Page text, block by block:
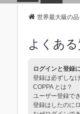
世界最大級の品
よくある
ログインと登録
登録は必ずしな
COPPA とは？
ユーザー登録で
登録はしたのに